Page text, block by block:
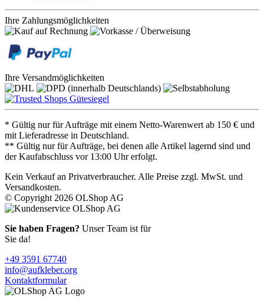
Ihre Zahlungsmöglichkeiten
Ihre Versandmöglichkeiten
* Gültig nur für Aufträge mit einem Netto-Warenwert ab 150 € und
mit Lieferadresse in Deutschland.
** Gültig nur für Aufträge, bei denen alle Artikel lagernd sind und
der Kaufabschluss vor 13:00 Uhr erfolgt.
Kein Verkauf an Privatverbraucher. Alle Preise zzgl. MwSt. und
Versandkosten.
© Copyright 2026 OLShop AG
Sie haben Fragen? Unser Team ist für
Sie da!
+49 3591 67740
info@aufkleber.org
Kontaktformular